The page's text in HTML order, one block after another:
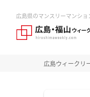
広島県のマンスリーマンシ
広島ウィークリ